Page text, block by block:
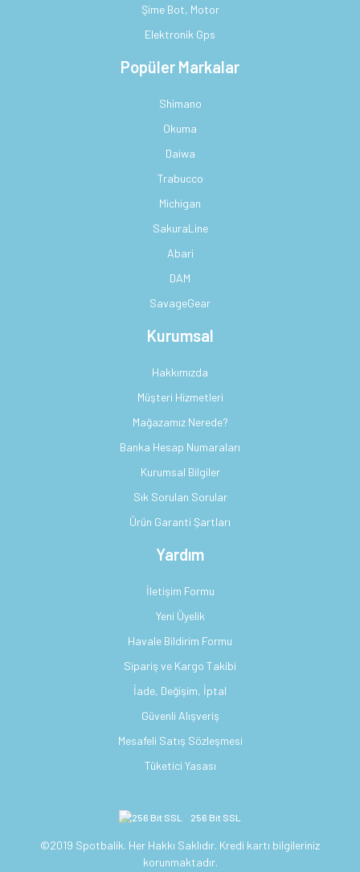
Şime Bot, Motor
Elektronik Gps
Popüler Markalar
Shimano
Okuma
Daiwa
Trabucco
Michigan
SakuraLine
Abari
DAM
SavageGear
Kurumsal
Hakkımızda
Müşteri Hizmetleri
Mağazamız Nerede?
Banka Hesap Numaraları
Kurumsal Bilgiler
Sık Sorulan Sorular
Ürün Garanti Şartları
Yardım
İletişim Formu
Yeni Üyelik
Havale Bildirim Formu
Sipariş ve Kargo Takibi
İade, Değişim, İptal
Güvenli Alışveriş
Mesafeli Satış Sözleşmesi
Tüketici Yasası
256 Bit SSL
©2019 Spotbalik. Her Hakkı Saklıdır. Kredi kartı bilgileriniz
korunmaktadır.